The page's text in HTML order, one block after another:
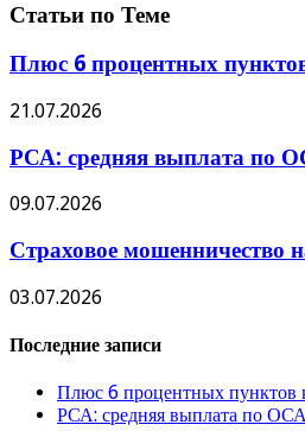
Статьи по Теме
Плюс 6 процентных
21.07.2026
РСА: средняя выплата по
09.07.2026
Страховое мошенничество
03.07.2026
Последние записи
Плюс 6 процентных пунктов
РСА: средняя выплата по